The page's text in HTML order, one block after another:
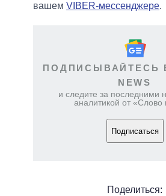
вашем VIBER-мессенджере.
ПОДПИСЫВАЙТЕСЬ В
NEWS
и следите за последними
аналитикой от «Слово
Подписаться
Поделиться: